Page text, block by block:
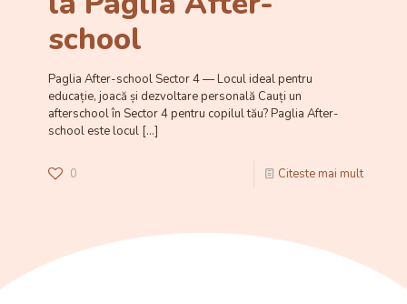
school
Paglia After-school Sector 4 — Locul ideal pentru
educație, joacă și dezvoltare personală Cauți un
afterschool în Sector 4 pentru copilul tău? Paglia After-
school este locul […]
0 Citeste mai mult